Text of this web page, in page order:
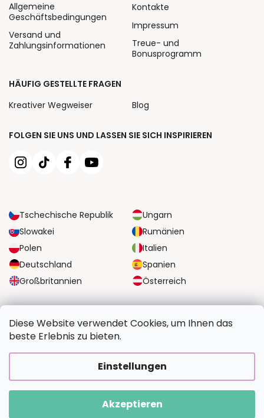
Diese Website verwendet Cookies, um Ihnen das
beste Erlebnis zu bieten.
Einstellungen
Akzeptieren
FOLGEN SIE UNS UND LASSEN SIE SICH INSPIRIEREN
Tschechische Republik
Ungarn
Slowakei
Rumänien
Polen
Italien
Deutschland
Spanien
Großbritannien
Österreich
Allgemeine
Geschäftsbedingungen
Versand und
Zahlungsinformationen
Kontakte
Impressum
Treue- und
Bonusprogramm
HÄUFIG GESTELLTE FRAGEN
Kreativer Wegweiser
Blog
SICHERE ZAHLUNGSOPTIONEN
BildvomFoto.de. Alle Rechte vorbehalten.